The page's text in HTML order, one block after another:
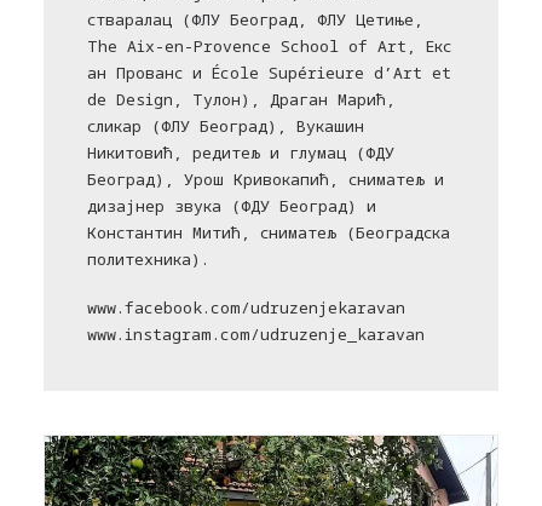
стваралац (ФЛУ Београд, ФЛУ Цетиње,
The Aix-en-Provence School of Art, Екс
ан Прованс и École Supérieure d’Art et
de Design, Тулон), Драган Марић,
сликар (ФЛУ Београд), Вукашин
Никитовић, редитељ и глумац (ФДУ
Београд), Урош Кривокапић, сниматељ и
дизајнер звука (ФДУ Београд) и
Константин Митић, сниматељ (Београдска
политехника).
www.facebook.com/udruzenjekaravan
www.instagram.com/udruzenje_karavan